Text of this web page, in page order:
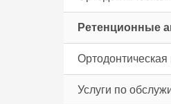
Ретенционные
Ортодонтическая
Услуги по